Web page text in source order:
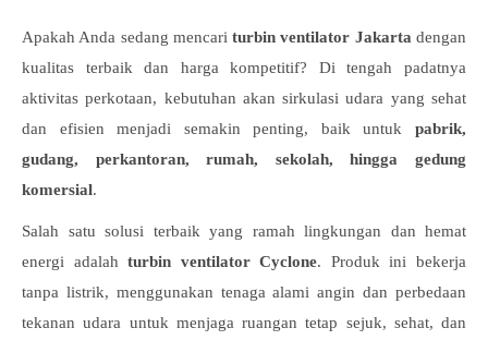
Apakah Anda sedang mencariturbin ventilator Jakarta dengan
kualitas terbaik dan harga kompetitif? Di tengah padatnya
aktivitas perkotaan, kebutuhan akan sirkulasi udara yang sehat
dan efisien menjadi semakin penting, baik untuk pabrik,
gudang, perkantoran, rumah, sekolah, hingga gedung
komersial.
Salah satu solusi terbaik yang ramah lingkungan dan hemat
energi adalahturbin ventilator Cyclone. Produk ini bekerja
tanpa listrik, menggunakan tenaga alami angin dan perbedaan
tekanan udara untuk menjaga ruangan tetap sejuk, sehat, dan